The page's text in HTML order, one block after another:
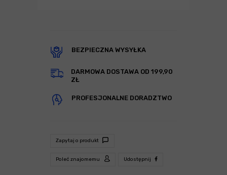
BEZPIECZNA WYSYŁKA
DARMOWA DOSTAWA OD 199,90
ZŁ
PROFESJONALNE DORADZTWO
Zapytaj o produkt
Poleć znajomemu Udostępnij